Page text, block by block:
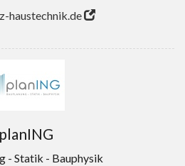
haustechnik.de
planING
- Statik - Bauphysik